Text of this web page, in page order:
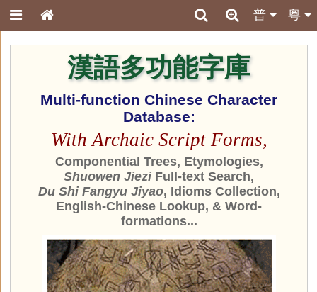
粵
普
漢語多功能字庫
Multi-function Chinese Character
Database:
With Archaic Script Forms,
Componential Trees, Etymologies,
Shuowen JieziFull-text Search,
Du Shi Fangyu Jiyao, Idioms Collection,
English-Chinese Lookup, & Word-
formations...